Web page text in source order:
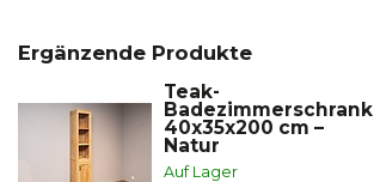
Ergänzende Produkte
Teak-
Badezimmerschrank
40x35x200 cm –
Natur
Auf Lager